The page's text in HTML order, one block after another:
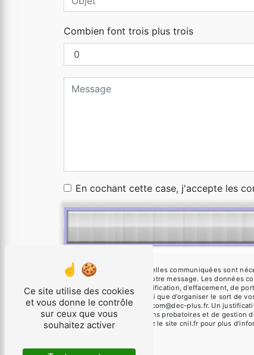
Combien font trois plus trois
En cochant cette case, j'accepte les
** Les données personnelles communiquées sont
seul but de répondre à votre message. Les données
de droits d’accès, de rectification, d’effacement, de
autorité de contrôle, ainsi que d’organiser le sort de
électronique à l'adresse com@dec-plus.fr. Un
prescription légale aux fins probatoires et de gestion
Bloctel.gouv.fr
. Consultez le site cnil.fr pour plus
Ce site utilise des cookies
et vous donne le contrôle
sur ceux que vous
souhaitez activer